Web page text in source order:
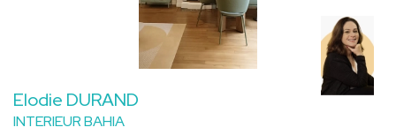
Elodie DURAND
INTERIEUR BAHIA